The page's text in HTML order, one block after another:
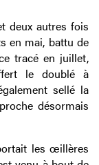
deux autres fois
en mai, battu de
tracé en juillet,
le doublé à
sellé la
désormais
les œillères